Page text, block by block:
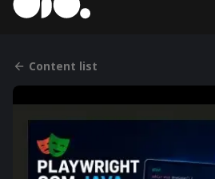
Content list